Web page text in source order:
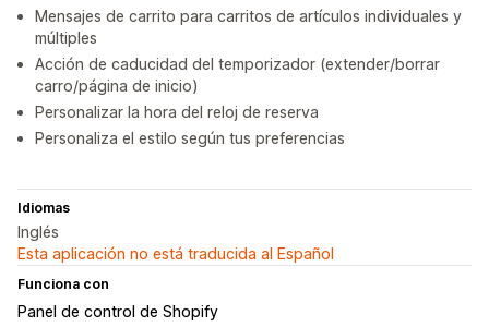
Mensajes de carrito para carritos de artículos individuales y
múltiples
Acción de caducidad del temporizador (extender/borrar
carro/página de inicio)
Personalizar la hora del reloj de reserva
Personaliza el estilo según tus preferencias
Idiomas
Inglés
Esta aplicación no está traducida al Español
Funciona con
Panel de control de Shopify